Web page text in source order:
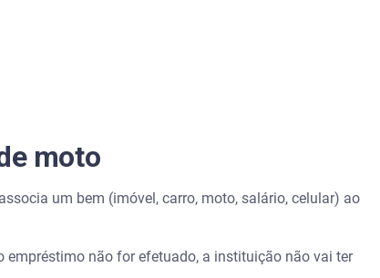
moto
um bem (imóvel, carro, moto, salário, celular) ao
não for efetuado, a instituição não vai ter